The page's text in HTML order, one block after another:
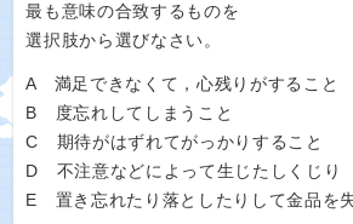
最も意味の合致するものを
選択肢から選びなさい。
A 満足できなくて，心残りがすること
B 度忘れしてしまうこと
C 期待がはずれてがっかりすること
D 不注意などによって生じたしくじり
E 置き忘れたり落としたりして金品を